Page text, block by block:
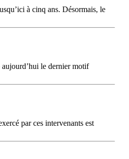
à cinq ans. Désormais, le
aujourd’hui le dernier motif
par ces intervenants est